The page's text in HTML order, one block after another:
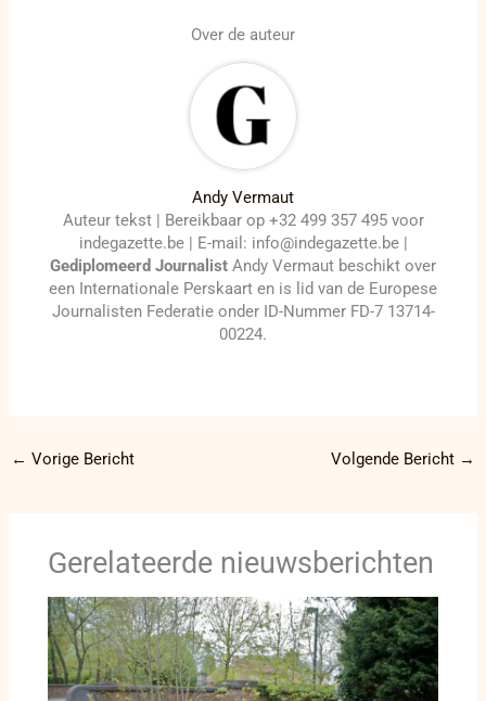
Over de auteur
Andy Vermaut
Auteur tekst | Bereikbaar op +32 499 357 495 voor
indegazette.be | E-mail: info@indegazette.be |
Gediplomeerd Journalist Andy Vermaut beschikt over
een Internationale Perskaart en is lid van de Europese
Journalisten Federatie onder ID-Nummer FD-7 13714-
00224.
← Vorige Bericht Volgende Bericht →
Gerelateerde nieuwsberichten